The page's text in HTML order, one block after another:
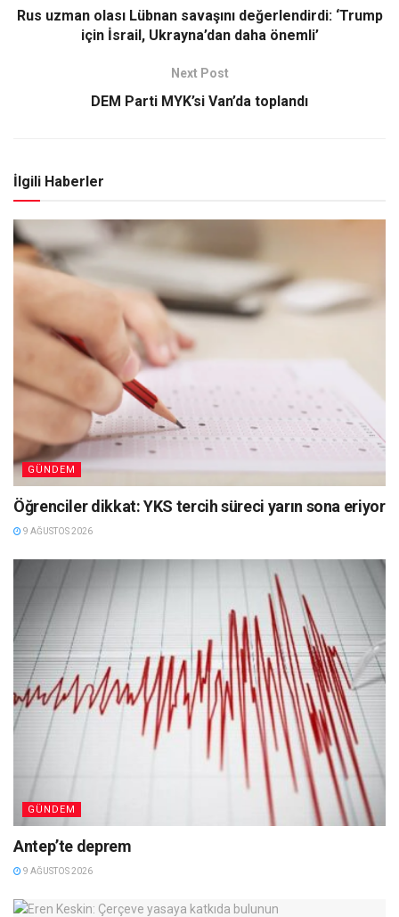
Rus uzman olası Lübnan savaşını değerlendirdi: ‘Trump
için İsrail, Ukrayna’dan daha önemli’
Next Post
DEM Parti MYK’si Van’da toplandı
İlgili Haberler
GÜNDEM
Öğrenciler dikkat: YKS tercih süreci yarın sona eriyor
9 AĞUSTOS 2026
GÜNDEM
Antep’te deprem
9 AĞUSTOS 2026